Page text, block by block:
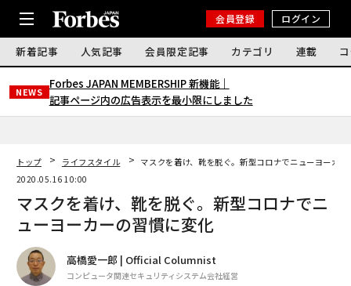
会員登録 ログイン
新着記事 人気記事 会員限定記事 カテゴリ 連載
NEWS
Forbes JAPAN MEMBERSHIP 新機能｜
記事ページ内の広告表示を最小限にしました
トップ ライフスタイル
マスクを着け、靴を脱ぐ。新型コロナでニューヨーカ
2020.05.16 10:00
マスクを着け、靴を脱ぐ。新型コロナでニ
ューヨーカーの習慣に変化
高橋愛一郎 | Official Columnist
コンピュータ関連セキュリティシステム会社経営